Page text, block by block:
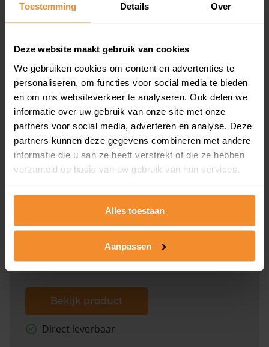
Toestemming Details Over
Deze website maakt gebruik van cookies
We gebruiken cookies om content en advertenties te
personaliseren, om functies voor social media te bieden
en om ons websiteverkeer te analyseren. Ook delen we
informatie over uw gebruik van onze site met onze
partners voor social media, adverteren en analyse. Deze
partners kunnen deze gegevens combineren met andere
informatie die u aan ze heeft verstrekt of die ze hebben
verzameld op basis van uw gebruik van hun services.
Alles toestaan
Aanpassen
en koopdatum) binnen een postcodegebied. Dit
inclusief een jaar lang gratis updates van nieuwe
Bekijk product
Direct leverbaar
Kadastrale kaart pakket
Alleen globale ligging perceel
omliggende percelen met de kadastrale erfgrenzen,
dit inclusief de luchtfoto!
Bekijk product
Direct leverbaar